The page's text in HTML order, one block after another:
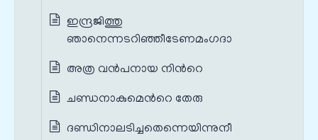
ഇന്ദ്രജിത്തു
ഞാനെന്നടറിഞ്ഞീടേണമംഗദാ
അത്ര വന്‍പനായ നിന്‍റെ
ചണ്ഡനാകുമെന്‍റെ തേരു
ദണ്ഡിനാലടിച്ചതെന്നെയിന്നുനീ